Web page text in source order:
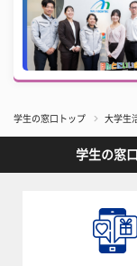
学生の窓口トップ 大学生
学生の窓